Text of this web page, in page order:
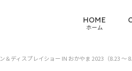
HOME
ホーム
＆ディスプレイショー IN おかやま 2023（8.23 ～